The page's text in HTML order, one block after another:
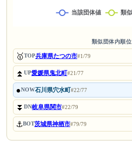
類似団体内順位
🥇TOP兵庫県たつの市#1/79
⏫UP愛媛県鬼北町#21/77
●NOW石川県穴水町#22/77
⏬DN岐阜県関市#22/79
⚓BOT茨城県神栖市#79/79